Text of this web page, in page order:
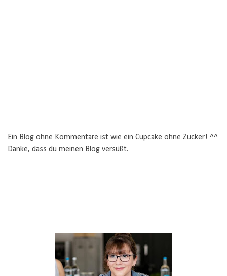
Ein Blog ohne Kommentare ist wie ein Cupcake ohne Zucker! ^^
Danke, dass du meinen Blog versüßt.